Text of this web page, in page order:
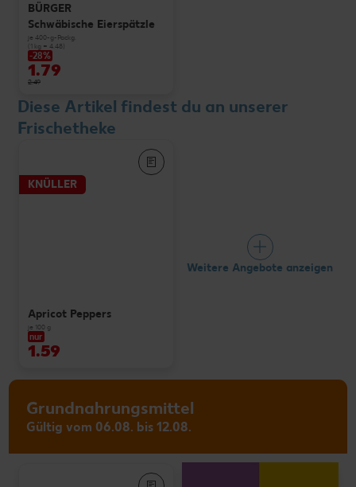
BÜRGER
Schwäbische Eierspätzle
je 400-g-Packg.
(1 kg = 4.48)
-28%
1.79
2.49
Diese Artikel findest du an unserer
Frischetheke
KNÜLLER
Apricot Peppers
je 100 g
nur
1.59
Weitere Angebote anzeigen
Grundnahrungsmittel
Gültig vom 06.08. bis 12.08.